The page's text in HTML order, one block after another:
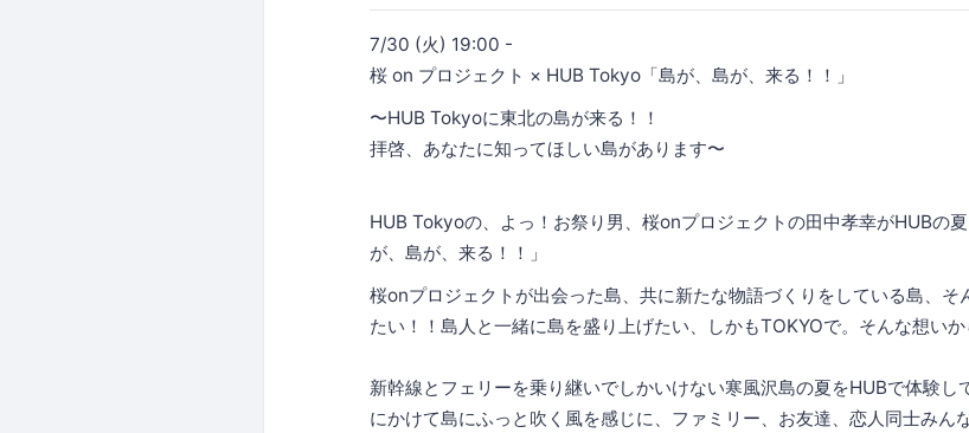
7/30 (火) 19:00 -
桜 on プロジェクト × HUB Tokyo「島が、島が、来る！！」
〜HUB Tokyoに東北の島が来る！！
拝啓、あなたに知ってほしい島があります〜
HUB Tokyoの、よっ！お祭り男、桜onプロジェクトの田中孝幸がHUBの
が、島が、来る！！」
桜onプロジェクトが出会った島、共に新たな物語づくりをしている島、そ
たい！！島人と一緒に島を盛り上げたい、しかもTOKYOで。そんな想いか
新幹線とフェリーを乗り継いでしかいけない寒風沢島の夏をHUBで体験し
にかけて島にふっと吹く風を感じに、ファミリー、お友達、恋人同士みん